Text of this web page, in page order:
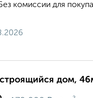
комиссии для
дом,